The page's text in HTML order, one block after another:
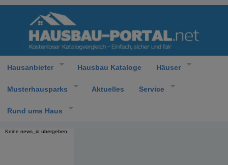
Hausanbieter Hausbau Kataloge Häuser
Musterhausparks Aktuelles Service
Rund ums Haus
Keine news_id übergeben.